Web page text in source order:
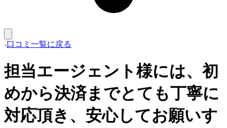
口コミ一覧に戻る
担当エージェント様には、初
めから決済までとても丁寧に
対応頂き、安心してお願いす